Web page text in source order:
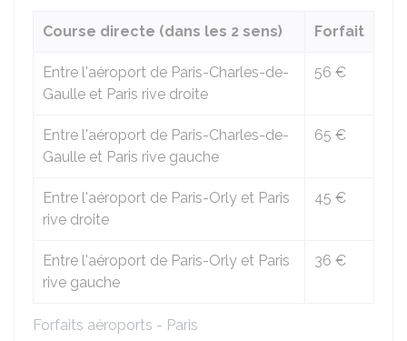
Forfaits aéroports - Paris
Course directe (dans les 2 sens) Forfait
Entre l'aéroport de Paris-Charles-de-
Gaulle et Paris rive droite
56 €
Entre l'aéroport de Paris-Charles-de-
Gaulle et Paris rive gauche
65 €
Entre l'aéroport de Paris-Orly et Paris
rive droite
45 €
Entre l'aéroport de Paris-Orly et Paris
rive gauche
36 €